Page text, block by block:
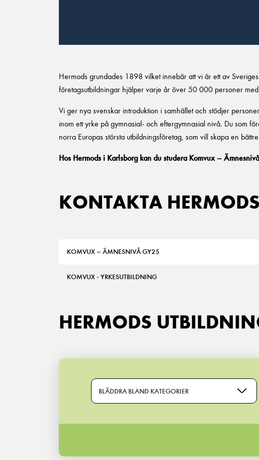
Hermods grundades 1898 vilket innebär att vi är ett av
företagsutbildningar hjälper varje år över 50 000 personer
Vi ger nya svenskar introduktion i samhället och stödjer
inom ett yrke på gymnasial- och eftergymnasial nivå. Du som
norra Europas största utbildningsföretag, som vill skapa en
Hos Hermods i Karlsborg kan du studera Komvux –
KONTAKTA
KOMVUX – ÄMNESNIVÅ GY25
KOMVUX - YRKESUTBILDNING
HERMODS
BLÄDDRA BLAND KATEGORIER